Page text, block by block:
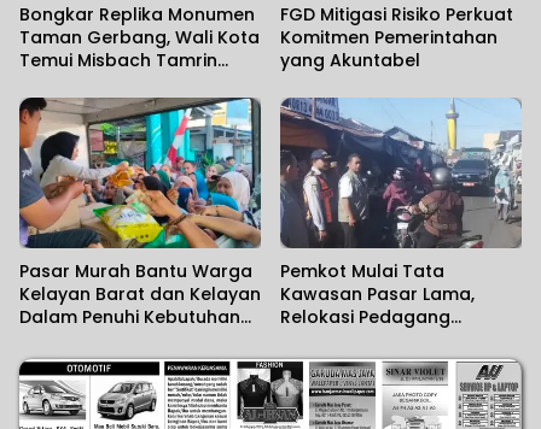
Bongkar Replika Monumen
Taman Gerbang, Wali Kota
Temui Misbach Tamrin
Maaf
FGD Mitigasi Risiko Perkuat
Komitmen Pemerintahan
yang Akuntabel
Pasar Murah Bantu Warga
Kelayan Barat dan Kelayan
Dalam Penuhi Kebutuhan
Pemkot Mulai Tata
Kawasan Pasar Lama,
Relokasi Pedagang